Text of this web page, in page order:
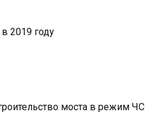
2019 году
моста в режим ЧС